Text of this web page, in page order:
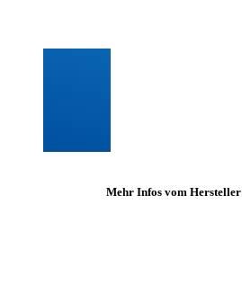
Mehr Infos vom Hersteller